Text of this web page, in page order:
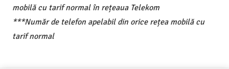
mobilă cu tarif normal în rețeaua Telekom
***Număr de telefon apelabil din orice rețea mobilă cu
tarif normal